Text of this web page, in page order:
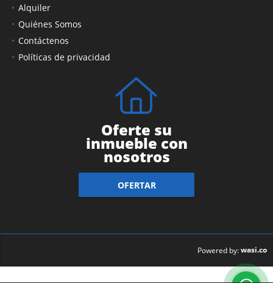
Alquiler
Quiénes Somos
Contáctenos
Políticas de privacidad
Oferte su
inmueble con
nosotros
OFERTAR
Powered by:wasi.co